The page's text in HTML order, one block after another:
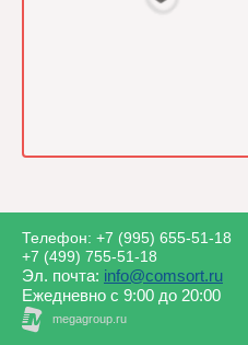
Телефон: +7 (995) 655-51-18
+7 (499) 755-51-18
Эл. почта: info@comsort.ru
Ежедневно с 9:00 до 20:00